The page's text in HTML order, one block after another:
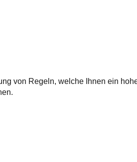
von Regeln, welche Ihnen ein